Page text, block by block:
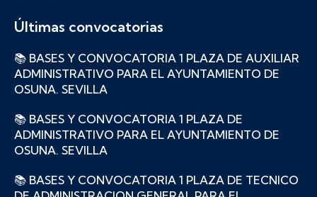
Últimas convocatorias
📚 BASES Y CONVOCATORIA 1 PLAZA DE AUXILIAR
ADMINISTRATIVO PARA EL AYUNTAMIENTO DE
OSUNA. SEVILLA
📚 BASES Y CONVOCATORIA 1 PLAZA DE
ADMINISTRATIVO PARA EL AYUNTAMIENTO DE
OSUNA. SEVILLA
📚 BASES Y CONVOCATORIA 1 PLAZA DE TECNICO